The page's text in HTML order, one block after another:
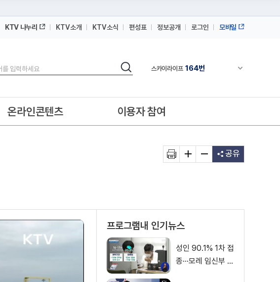
KTV 나누리 KTV소개 KTV소식 편성표 정보공개 로그인 모바일
검색 채널안내 펼쳐
스카이라이프 164번
스카이라이프 164번
스카이라이프
온라인콘텐츠 이용자 참여
공유
프로그램내 인기뉴스
성인 90.1% 1차 접
종···모레 임신부 사